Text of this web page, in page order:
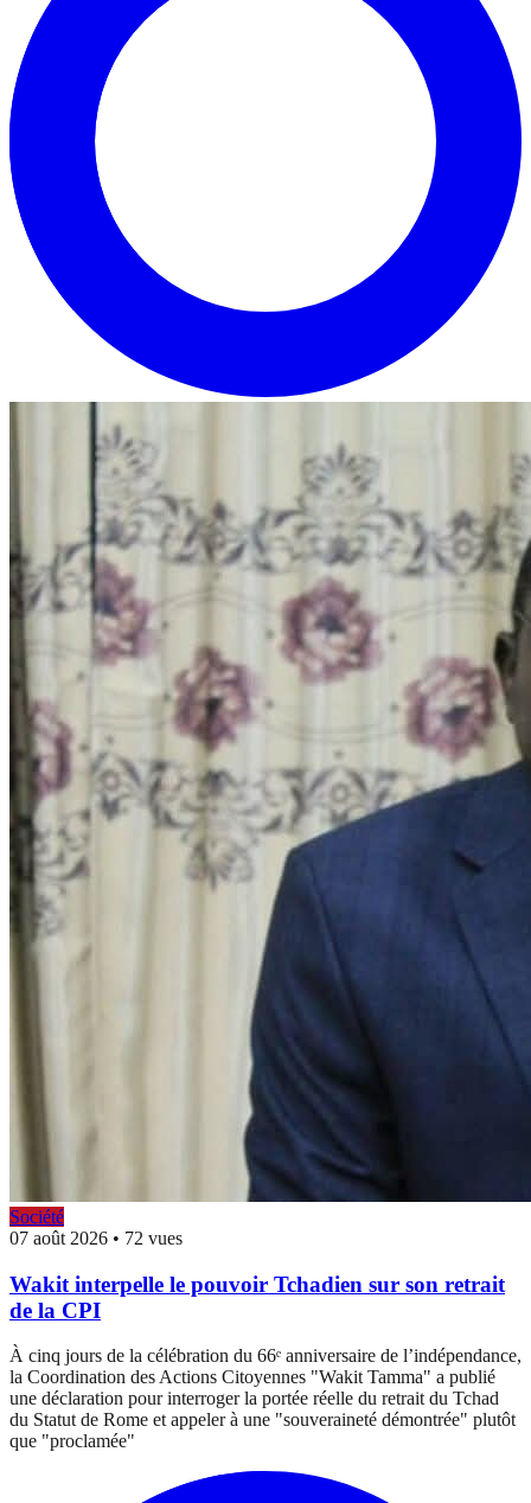
Société
07 août 2026 • 72 vues
Wakit interpelle le pouvoir Tchadien sur son retrait
de la CPI
À cinq jours de la célébration du 66ᵉ anniversaire de l’indépendance,
la Coordination des Actions Citoyennes "Wakit Tamma" a publié
une déclaration pour interroger la portée réelle du retrait du Tchad
du Statut de Rome et appeler à une "souveraineté démontrée" plutôt
que "proclamée"